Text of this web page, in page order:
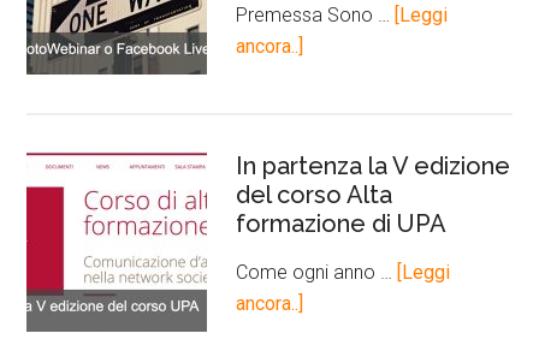
Premessa Sono …
[Leggi
ancora..]
In partenza la V edizione
del corso Alta
formazione di UPA
Come ogni anno …
[Leggi
ancora..]